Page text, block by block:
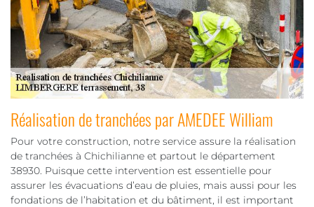
Réalisation de tranchées par AMEDEE William
Pour votre construction, notre service assure la réalisation
de tranchées à Chichilianne et partout le département
38930. Puisque cette intervention est essentielle pour
assurer les évacuations d’eau de pluies, mais aussi pour les
fondations de l’habitation et du bâtiment, il est important